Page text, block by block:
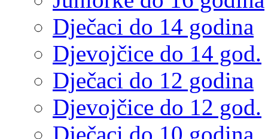
Dječaci do 14 godina
Djevojčice do 14 god.
Dječaci do 12 godina
Djevojčice do 12 god.